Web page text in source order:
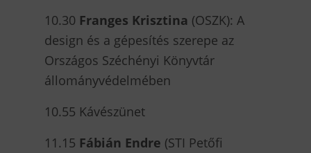
10.30 Franges Krisztina (OSZK): A
design és a gépesítés szerepe az
Országos Széchényi Könyvtár
állományvédelmében
10.55 Kávészünet
11.15 Fábián Endre (STI Petőfi